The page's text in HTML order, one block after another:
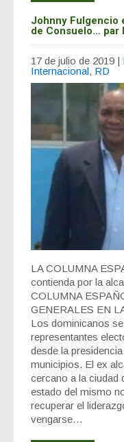
Johnny Fulgencio
de Consuelo… par
17 de julio de 2019 |
Internacional, RD
LA COLUMNA
contienda por la
COLUMNA
GENERALES EN
Los dominicanos
representantes
desde la
municipios. El ex
cercano a la ciudad
estado del mismo
recuperar el
vengarse…